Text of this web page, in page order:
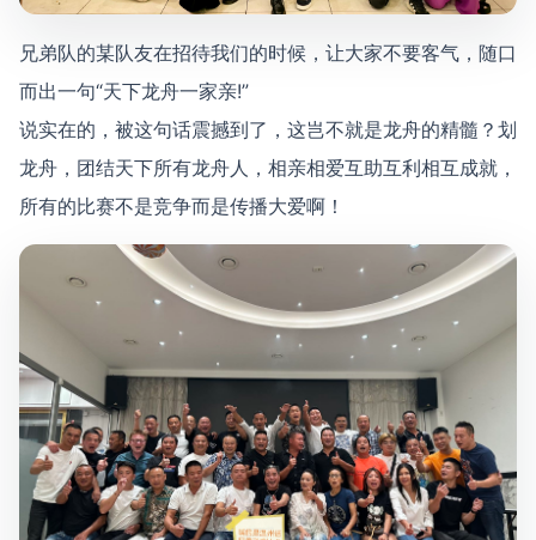
兄弟队的某队友在招待我们的时候，让大家不要客气，随口
而出一句“天下龙舟一家亲!”
说实在的，被这句话震撼到了，这岂不就是龙舟的精髓？划
龙舟，团结天下所有龙舟人，相亲相爱互助互利相互成就，
所有的比赛不是竞争而是传播大爱啊！